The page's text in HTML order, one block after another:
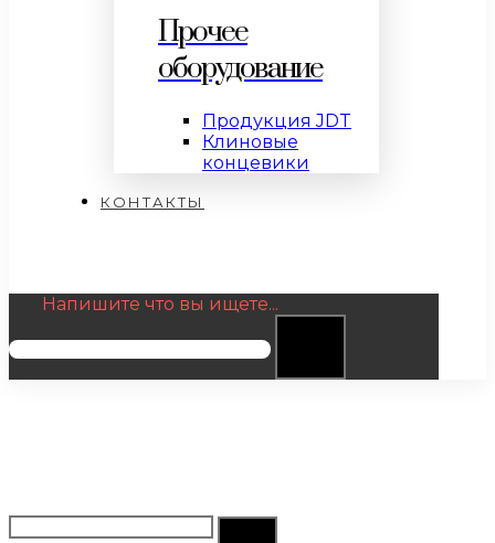
Прочее
оборудование
Продукция JDT
Клиновые
концевики
КОНТАКТЫ
Напишите что вы ищете...